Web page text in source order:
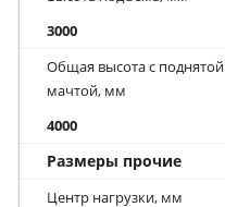
3000
Общая высота с поднятой
мачтой, мм
4000
Размеры прочие
Центр нагрузки, мм